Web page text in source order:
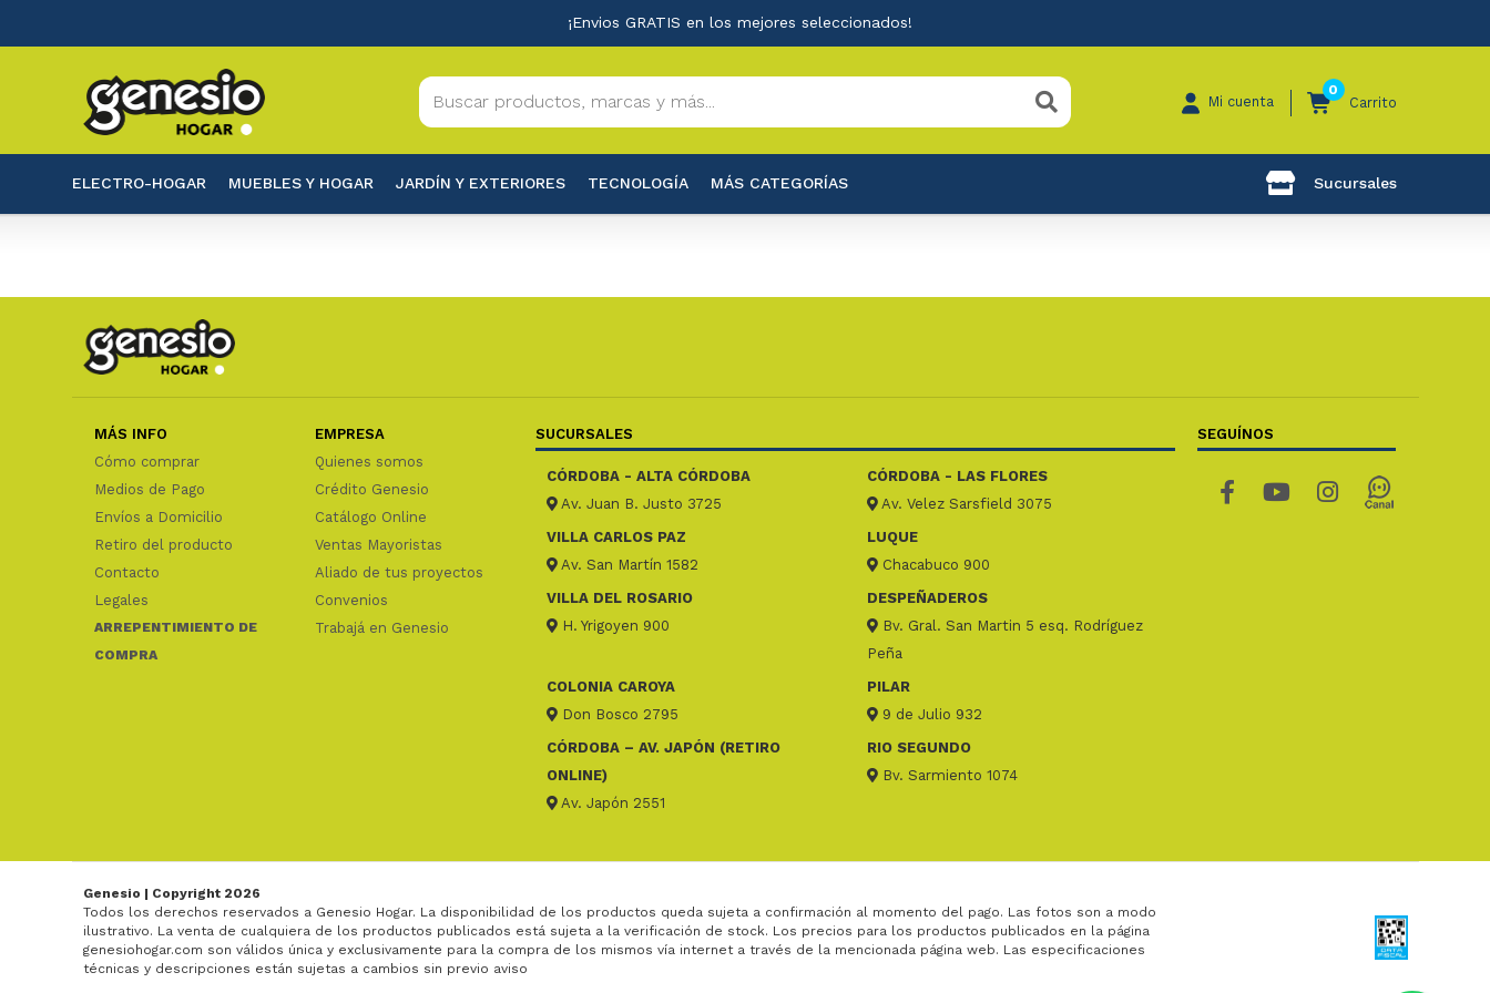
¡Envios GRATIS en los mejores seleccionados!
Mi cuenta
0
Carrito
ELECTRO-HOGAR MUEBLES Y HOGAR JARDÍN Y EXTERIORES TECNOLOGÍA MÁS CATEGORÍAS Sucursales
MÁS INFO
Cómo comprar
Medios de Pago
Envíos a Domicilio
Retiro del producto
Contacto
Legales
ARREPENTIMIENTO DE
COMPRA
EMPRESA
Quienes somos
Crédito Genesio
Catálogo Online
Ventas Mayoristas
Aliado de tus proyectos
Convenios
Trabajá en Genesio
SUCURSALES
CÓRDOBA - ALTA CÓRDOBA
Av. Juan B. Justo 3725
CÓRDOBA - LAS FLORES
Av. Velez Sarsfield 3075
VILLA CARLOS PAZ
Av. San Martín 1582
LUQUE
Chacabuco 900
VILLA DEL ROSARIO
H. Yrigoyen 900
DESPEÑADEROS
Bv. Gral. San Martin 5 esq. Rodríguez
Peña
COLONIA CAROYA
Don Bosco 2795
PILAR
9 de Julio 932
CÓRDOBA – AV. JAPÓN (RETIRO
ONLINE)
Av. Japón 2551
RIO SEGUNDO
Bv. Sarmiento 1074
SEGUÍNOS
Genesio | Copyright 2026
Todos los derechos reservados a Genesio Hogar. La disponibilidad de los productos queda sujeta a confirmación al momento del pago. Las fotos son a modo
ilustrativo. La venta de cualquiera de los productos publicados está sujeta a la verificación de stock. Los precios para los productos publicados en la página
genesiohogar.com son válidos única y exclusivamente para la compra de los mismos vía internet a través de la mencionada página web. Las especificaciones
técnicas y descripciones están sujetas a cambios sin previo aviso